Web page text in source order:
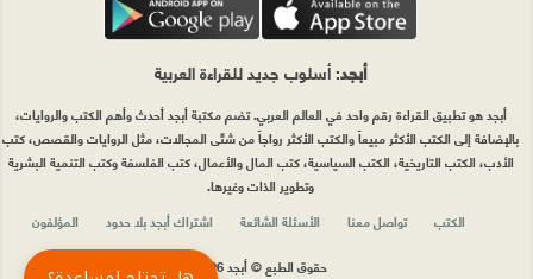
أبجد: أسلوب جديد للقراءة العربية
أبجد هو تطبيق القراءة رقم واحد في العالم العربي. تضم مكتبة أبجد أحدث وأهم الكتب والروايات،
بالإضافة إلى الكتب الأكثر مبيعاً والكتب الأكثر رواجاً من شتّى المجالات، مثل الروايات والقصص، كتب
الأدب، الكتب التاريخية، الكتب السياسية، كتب المال والأعمال، كتب الفلسفة وكتب التنمية البشرية
وتطوير الذات وغيرها.
الكتب
تواصل معنا الأسئلة الشائعة اشتراك أبجد بلا حدود
المؤلفون
حقوق الطبع © أبجد 2026